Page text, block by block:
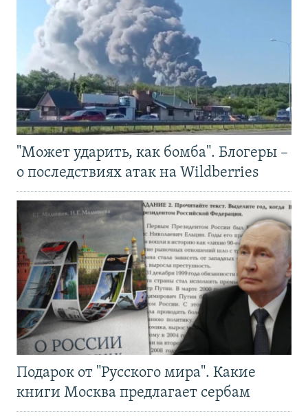
"Может ударить, как бомба". Блогеры –
о последствиях атак на Wildberries
Подарок от "Русского мира". Какие
книги Москва предлагает сербам